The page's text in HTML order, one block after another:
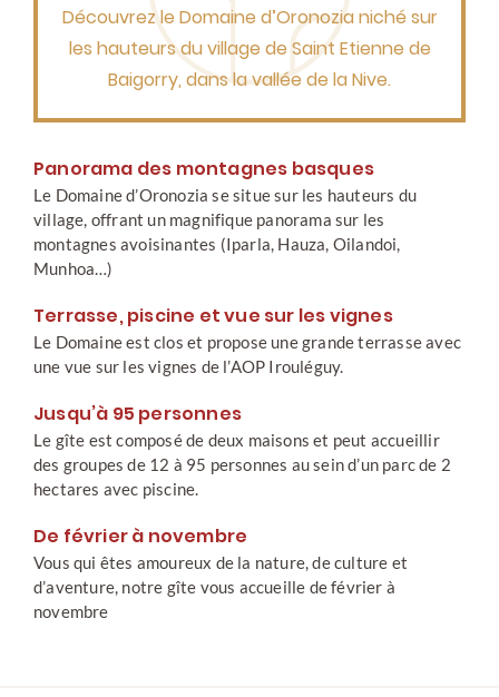
Découvrez le Domaine d’Oronozia niché sur
les hauteurs du village de Saint Etienne de
Baigorry, dans la vallée de la Nive.
Panorama des montagnes basques
Le Domaine d’Oronozia se situe sur les hauteurs du
village, offrant un magnifique panorama sur les
montagnes avoisinantes (Iparla, Hauza, Oilandoi,
Munhoa…)
Terrasse, piscine et vue sur les vignes
Le Domaine est clos et propose une grande terrasse avec
une vue sur les vignes de l’AOP Irouléguy.
Jusqu’à 95 personnes
Le gîte est composé de deux maisons et peut accueillir
des groupes de 12 à 95 personnes au sein d’un parc de 2
hectares avec piscine.
De février à novembre
Vous qui êtes amoureux de la nature, de culture et
d’aventure, notre gîte vous accueille de février à
novembre